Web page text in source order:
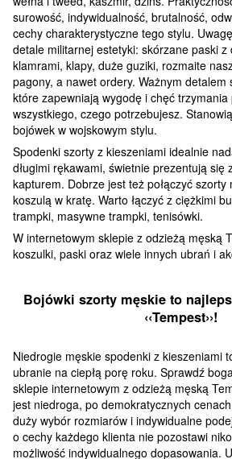
surowość, indywidualność, brutalność,
cechy charakterystyczne tego stylu.
detale militarnej estetyki: skórzane paski
klamrami, klapy, duże guziki, rozmaite
pagony, a nawet ordery. Ważnym detalem
które zapewniają wygodę i chęć trzymania
wszystkiego, czego potrzebujesz.
bojówek w wojskowym stylu.
Spodenki szorty z kieszeniami idealnie
długimi rękawami, świetnie prezentują się
kapturem. Dobrze jest też połączyć
koszulą w kratę. Warto łączyć z ciężkimi
trampki, masywne trampki, tenisówki.
W internetowym sklepie z odzieżą męską
koszulki, paski oraz wiele innych ubrań i
Bojówki szorty męskie to
‹‹Tempest››!
Niedrogie męskie spodenki z kieszeniami
ubranie na ciepłą porę roku. Sprawdź
sklepie internetowym z odzieżą męską
jest niedroga, po demokratycznych
duży wybór rozmiarów i indywidualne
o cechy każdego klienta nie pozostawi
możliwość indywidualnego dopasowania.